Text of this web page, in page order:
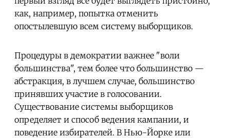
как, например, попытка отменить
опостылевшую всем систему выборщиков.
Процедуры в демократии важнее "воли
большинства", тем более что большинство —
абстракция, в лучшем случае, большинство
принявших участие в голосовании.
Существование системы выборщиков
определяет и способ ведения кампании, и
поведение избирателей. В Нью-Йорке или